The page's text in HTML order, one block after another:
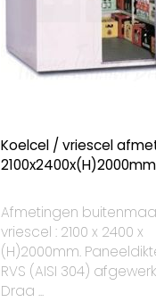
Koelcel / vriescel
2100x2400x(H)2000mm
Afmetingen
vriescel : 2100 x 2400 x
(H)2000mm.
RVS (AISI 304)
Draa ...